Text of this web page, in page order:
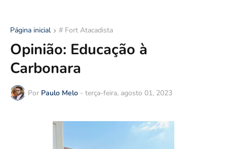
Página inicial # Fort Atacadista
Opinião: Educação à
Carbonara
Por Paulo Melo - terça-feira, agosto 01, 2023